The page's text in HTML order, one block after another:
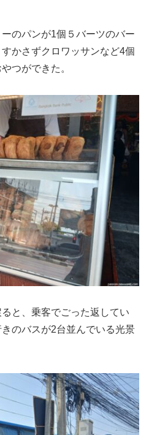
のパンが1個５バーツのバー
かさずクロワッサンなど4個
つができた。
と、乗客でごった返してい
のバスが2台並んでいる光景